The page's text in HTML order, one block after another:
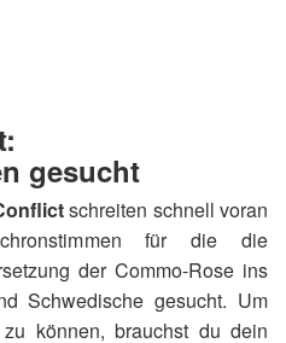
gesucht
schreiten schnell voran
für die die
der Commo-Rose ins
Schwedische gesucht. Um
können, brauchst du dein